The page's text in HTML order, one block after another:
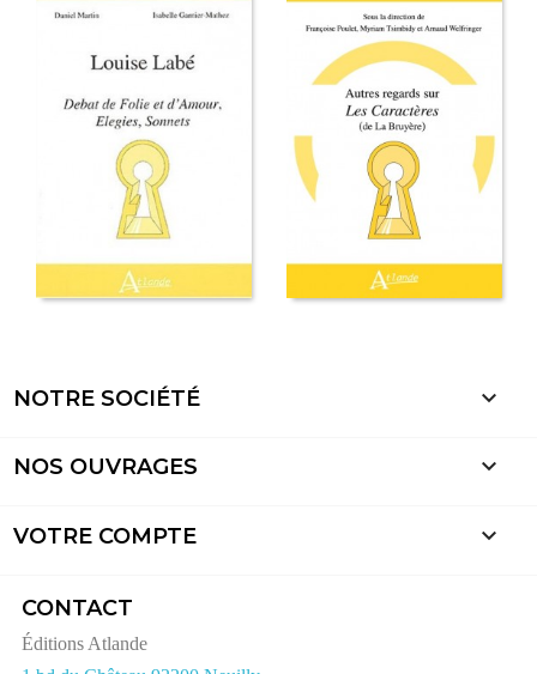
NOTRE SOCIÉTÉ 
NOS OUVRAGES 
VOTRE COMPTE 
CONTACT
Éditions Atlande